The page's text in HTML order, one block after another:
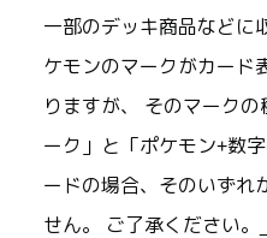
一部のデッキ商品などに
ケモンのマークがカード
りますが、 そのマーク
ーク」と「ポケモン+数
ードの場合、そのいずれ
せん。 ご了承ください。_